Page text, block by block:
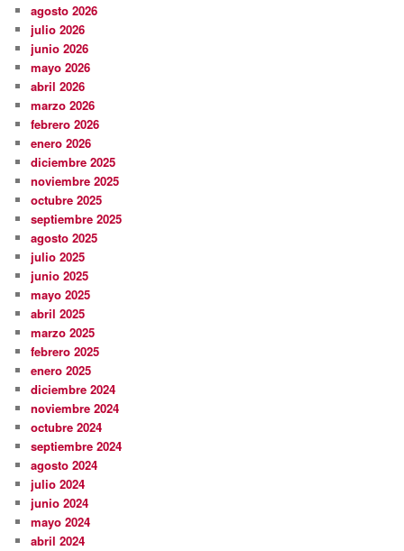
agosto 2026
julio 2026
junio 2026
mayo 2026
abril 2026
marzo 2026
febrero 2026
enero 2026
diciembre 2025
noviembre 2025
octubre 2025
septiembre 2025
agosto 2025
julio 2025
junio 2025
mayo 2025
abril 2025
marzo 2025
febrero 2025
enero 2025
diciembre 2024
noviembre 2024
octubre 2024
septiembre 2024
agosto 2024
julio 2024
junio 2024
mayo 2024
abril 2024